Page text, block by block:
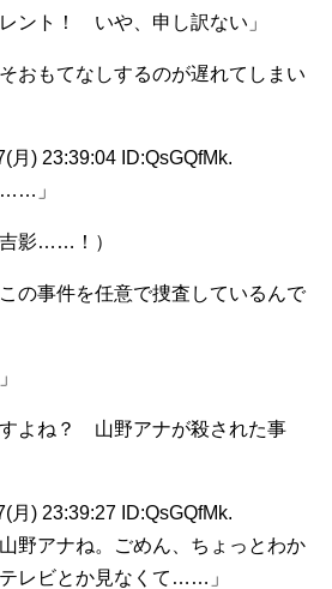
ント！ いや、申し訳ない」
おもてなしするのが遅れてしまい
月) 23:39:04 ID:QsGQfMk.
」
影……！）
の事件を任意で捜査しているんで
よね？ 山野アナが殺された事
月) 23:39:27 ID:QsGQfMk.
アナね。ごめん、ちょっとわか
レビとか見なくて……」